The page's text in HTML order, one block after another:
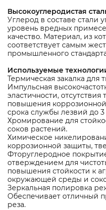
Высокоуглеродистая
Углерод в составе стали
уровень вредных
качество. Материал, из
соответствует самым
промышленного
Используемые
Термическая закалка для
Импульсная
эластичности,
повышения
срока службы лезвий до 3
Хромирование для
соков растений.
Химическое
коррозионной защиты,
Фторуглеродное
отверждением для
повышения стойкости к
окружающей среды и
Зеркальная полировка
Обеспечивает отличный
реза.